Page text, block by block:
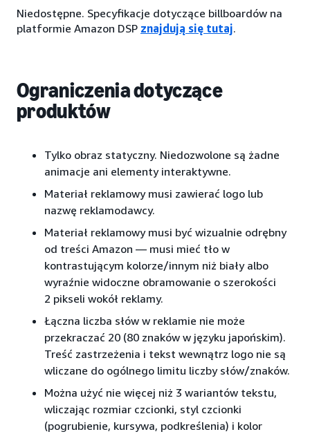
Niedostępne. Specyfikacje dotyczące billboardów na
platformie Amazon DSP znajdują się tutaj.
Ograniczenia dotyczące
produktów
Tylko obraz statyczny. Niedozwolone są żadne
animacje ani elementy interaktywne.
Materiał reklamowy musi zawierać logo lub
nazwę reklamodawcy.
Materiał reklamowy musi być wizualnie odrębny
od treści Amazon — musi mieć tło w
kontrastującym kolorze/innym niż biały albo
wyraźnie widoczne obramowanie o szerokości
2 pikseli wokół reklamy.
Łączna liczba słów w reklamie nie może
przekraczać 20 (80 znaków w języku japońskim).
Treść zastrzeżenia i tekst wewnątrz logo nie są
wliczane do ogólnego limitu liczby słów/znaków.
Można użyć nie więcej niż 3 wariantów tekstu,
wliczając rozmiar czcionki, styl czcionki
(pogrubienie, kursywa, podkreślenia) i kolor